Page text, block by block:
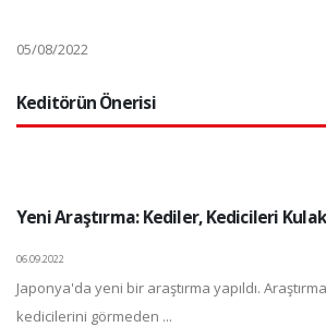
05/08/2022
Keditörün Önerisi
Yeni Araştırma: Kediler, Kedicileri
06.09.2022
Japonya'da yeni bir araştırma yapıldı.
kedicilerini görmeden ...